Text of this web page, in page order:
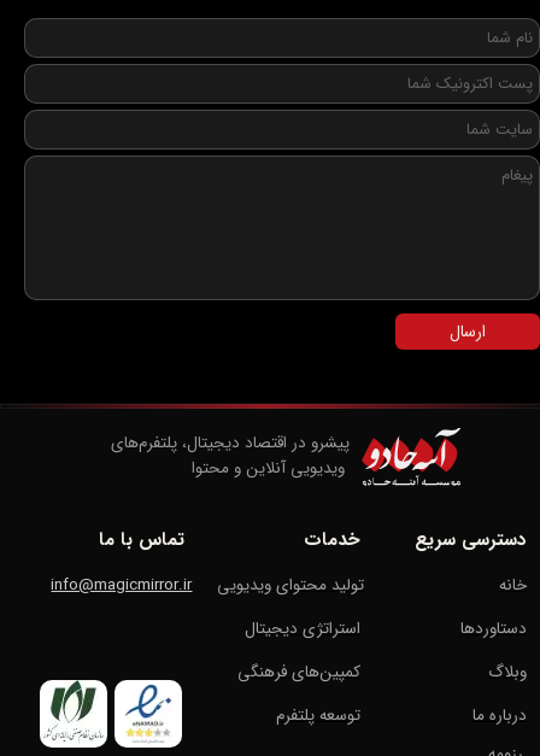
ارسال
دسترسی سریع
خانه
دستاوردها
وبلاگ
درباره ما
خدمات
تولید محتوای ویدیویی
استراتژی دیجیتال
کمپین‌های فرهنگی
توسعه پلتفرم
info@magicmirror.ir
تماس با ما
پیشرو در اقتصاد دیجیتال، پلتفرم‌های
​​​​​​​ ویدیویی آنلاین و محتوا